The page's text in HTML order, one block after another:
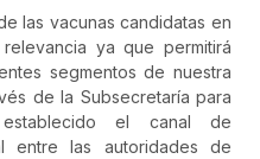
las vacunas candidatas en
ya que permitirá
segmentos de nuestra
de la Subsecretaría para
establecido el canal de
entre las autoridades de